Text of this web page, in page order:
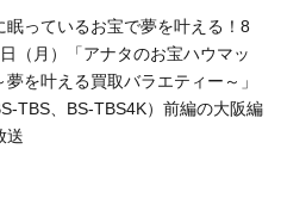
眠っているお宝で夢を叶える！8
（月）「アナタのお宝ハウマッ
夢を叶える買取バラエティー～」
TBS、BS-TBS4K）前編の大阪編
送